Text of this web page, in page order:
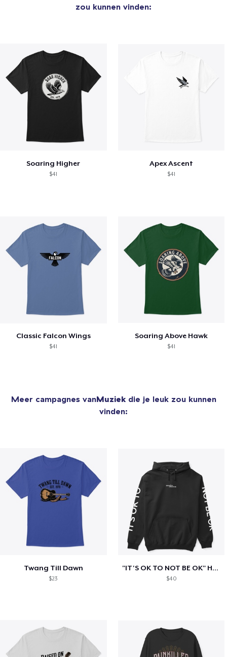
zou kunnen vinden:
Soaring Higher
$41
Apex Ascent
$41
Classic Falcon Wings
$41
Soaring Above Hawk
$41
Meer campagnes vanMuziekdie je leuk zou kunnen
vinden:
Twang Till Dawn
$23
"IT'S OK TO NOT BE OK" Hoodie (BP LOGO)
$40